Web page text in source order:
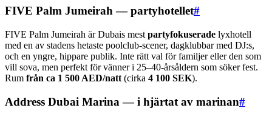
FIVE Palm Jumeirah — partyhotellet#
FIVE Palm Jumeirah är Dubais mest partyfokuserade lyxhotell
med en av stadens hetaste poolclub-scener, dagklubbar med DJ:s,
och en yngre, hippare publik. Inte rätt val för familjer eller den som
vill sova, men perfekt för vänner i 25–40-årsåldern som söker fest.
Rum från ca 1 500 AED/natt (cirka 4 100 SEK).
Address Dubai Marina — i hjärtat av marinan#